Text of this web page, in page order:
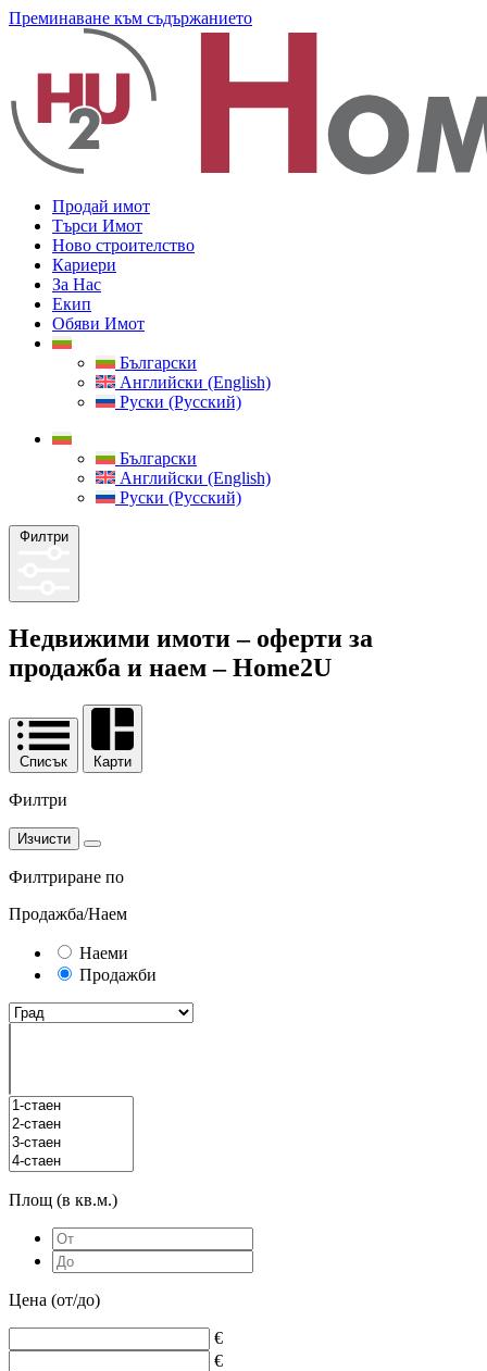
Преминаване към съдържанието
Продай имот
Търси Имот
Ново строителство
Кариери
За Нас
Екип
Обяви Имот
Български
Английски (English)
Руски (Русский)
Български
Английски (English)
Руски (Русский)
Филтри
Недвижими имоти – оферти за
продажба и наем –Home2U
Списък Карти
Филтри
Изчисти
Филтриране по
Продажба/Наем
Наеми
Продажби
Площ (в кв.м.)
Цена (от/до)
€
€